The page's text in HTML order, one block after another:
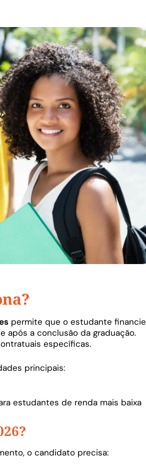
permite que o estudante financie
após a conclusão da graduação.
específicas.
principais:
estudantes de renda mais baixa
o candidato precisa: